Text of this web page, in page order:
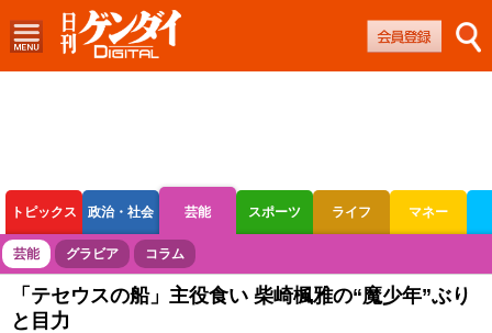
トピックス 政治・社会 芸能 スポーツ ライフ マネー
ボートレース 競輪 オートレース
芸能 グラビア コラム
「テセウスの船」主役食い 柴崎楓雅の“魔少年”ぶり
と目力